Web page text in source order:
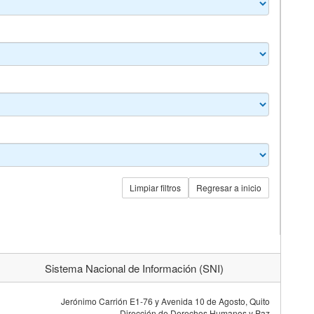
Regresar a inicio
Limpiar filtros
Sistema Nacional de Información (SNI)
Jerónimo Carrión E1-76 y Avenida 10 de Agosto, Quito